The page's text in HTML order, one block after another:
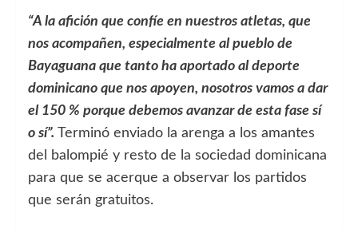
“A la afición que confíe en nuestros atletas, que
nos acompañen, especialmente al pueblo de
Bayaguana que tanto ha aportado al deporte
dominicano que nos apoyen, nosotros vamos a dar
el 150 % porque debemos avanzar de esta fase sí
o sí”. Terminó enviado la arenga a los amantes
del balompié y resto de la sociedad dominicana
para que se acerque a observar los partidos
que serán gratuitos.